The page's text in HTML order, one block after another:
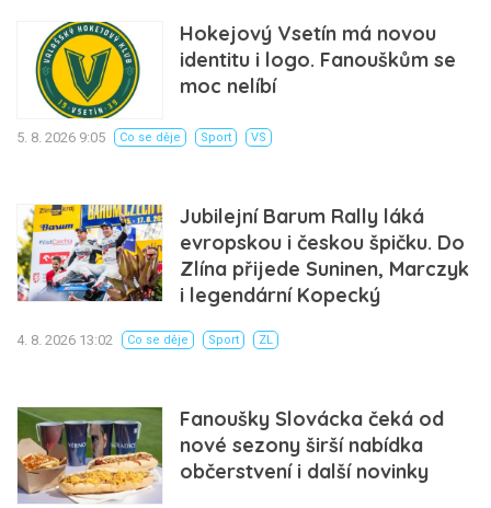
Hokejový Vsetín má novou
identitu i logo. Fanouškům se
moc nelíbí
5. 8. 2026 9:05 Co se děje Sport VS
Jubilejní Barum Rally láká
evropskou i českou špičku. Do
Zlína přijede Suninen, Marczyk
i legendární Kopecký
4. 8. 2026 13:02 Co se děje Sport ZL
Fanoušky Slovácka čeká od
nové sezony širší nabídka
občerstvení i další novinky